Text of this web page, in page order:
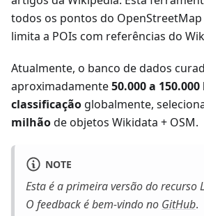
todos os pontos do OpenStreetMap
limita a POIs com referências do
Atualmente, o banco de dados
aproximadamente50.000 a
classificação globalmente,
milhãode objetos Wikidata + OSM.
NOTE
Esta é a primeira versão do recurso
O feedback é bem-vindo no GitHub.